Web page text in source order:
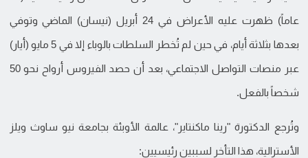
عاماً) ظهرت عليه الأعراض في 24 أبريل (نيسان) الماضي وتوفي
بعدها بثلاثة أيام، في حين لم تُخطر السلطات بالوباء إلا في 5 مايو (أيار)
عبر منصات التواصل الاجتماعي، بعد أن حصد الفيروس أرواح نحو 50
شخصاً بالفعل.
وتُرجع الدكتورة "رينا ماكنتاير"، عالمة الأوبئة بجامعة نيو ساوث ويلز
الأسترالية، هذا التأخر لسببين رئيسيين: